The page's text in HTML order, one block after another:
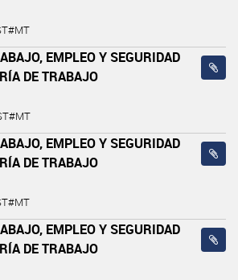
EMPLEO Y SEGURIDAD
DE TRABAJO
EMPLEO Y SEGURIDAD
DE TRABAJO
EMPLEO Y SEGURIDAD
DE TRABAJO